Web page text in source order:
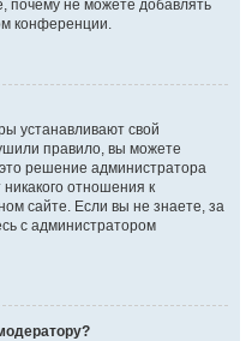
почему не можете добавлять
конференции.
устанавливают свой
правило, вы можете
решение администратора
отношения к
сайте. Если вы не знаете, за
с администратором